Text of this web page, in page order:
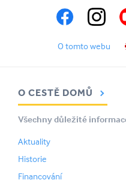
O tomto webu
O CESTĚ DOMŮ
Všechny důležité
Aktuality
Historie
Financování